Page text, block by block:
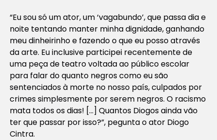
“Eu sou só um ator, um ‘vagabundo’, que passa dia e
noite tentando manter minha dignidade, ganhando
meu dinheirinho e fazendo o que eu posso através
da arte. Eu inclusive participei recentemente de
uma peça de teatro voltada ao público escolar
para falar do quanto negros como eu são
sentenciados à morte no nosso país, culpados por
crimes simplesmente por serem negros. O racismo
mata todos os dias! […] Quantos Diogos ainda vão
ter que passar por isso?”, pegunta o ator Diogo
Cintra.